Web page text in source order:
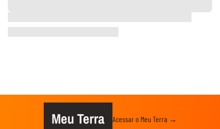
Meu Terra Acessar o Meu Terra →